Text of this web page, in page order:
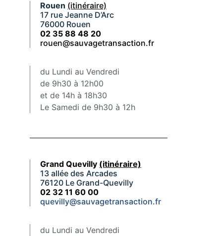
Rouen (itinéraire)
17 rue Jeanne D’Arc
76000 Rouen
02 35 88 48 20
rouen@sauvagetransaction.fr
du Lundi au Vendredi
de 9h30 à 12h00
et de 14h à 18h30
Le Samedi de 9h30 à 12h
Grand Quevilly (itinéraire)
13 allée des Arcades
76120 Le Grand-Quevilly
02 32 11 60 00
quevilly@sauvagetransaction.fr
du Lundi au Vendredi